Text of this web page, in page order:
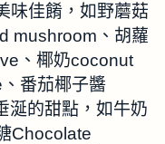
味佳餚，如野蘑菇
mushroom、胡蘿
、椰奶coconut
番茄椰子醬
涎的甜點，如牛奶
Chocolate